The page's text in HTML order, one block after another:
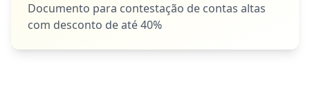
Documento para contestação de contas altas
com desconto de até 40%